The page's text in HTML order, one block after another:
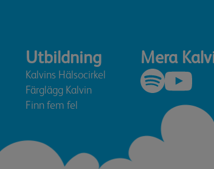
Utbildning
Kalvins Hälsocirkel
Färglägg Kalvin
Finn fem fel
Mera